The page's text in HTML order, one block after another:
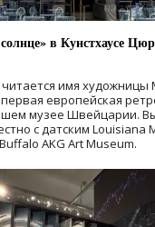
в Кунстхаусе
имя художницы
первая европейская
музее Швейцарии.
с датским Louisiana
AKG Art Museum.